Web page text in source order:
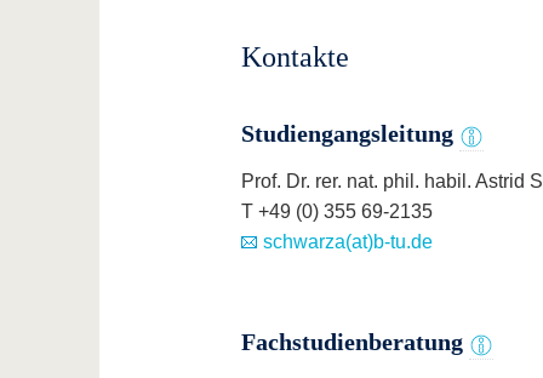
Kontakte
Studiengangsleitung
Prof. Dr. rer. nat. phil. habil. Astrid
T +49 (0) 355 69-2135
schwarza(at)b-tu.de
Fachstudienberatung